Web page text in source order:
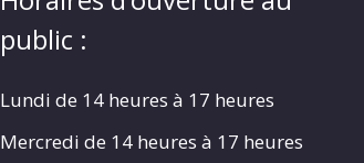
public :
Lundi de 14 heures à 17 heures
Mercredi de 14 heures à 17 heures